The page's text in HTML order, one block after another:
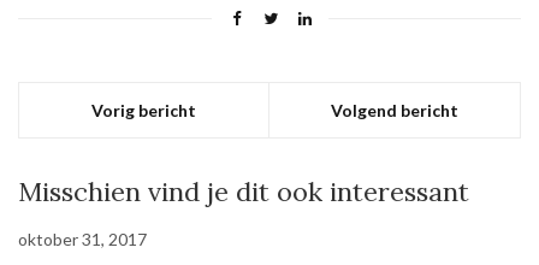
Vorig bericht Volgend bericht
Misschien vind je dit ook interessant
oktober 31, 2017